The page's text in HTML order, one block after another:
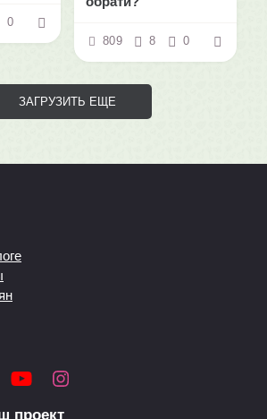
0
809 8 0
ЗАГРУЗИТЬ ЕЩЕ
проект